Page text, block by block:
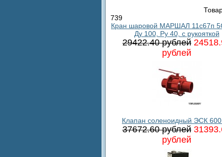
739
Кран шаровой МАРШАЛ 11с67п
Ду 100, Ру 40, с рукояткой
29422.40 рублей
рублей
Клапан соленоидный ЭСК
37672.60 рублей
рублей